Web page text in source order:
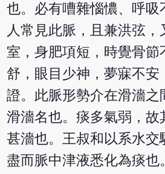
也。必有嘈雜惱憹、呼吸
人常見此脈，且兼洪弦，
室，身肥項短，時覺骨節
舒，眼目少神，夢寐不安
證。此脈形勢介在滑濇之
滑濇名也。痰多氣弱，故
甚濇也。王叔和以系水交
盡而脈中津液悉化為痰也